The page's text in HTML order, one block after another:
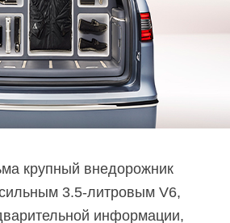
крупный внедорожник
3.5-литровым V6,
информации,